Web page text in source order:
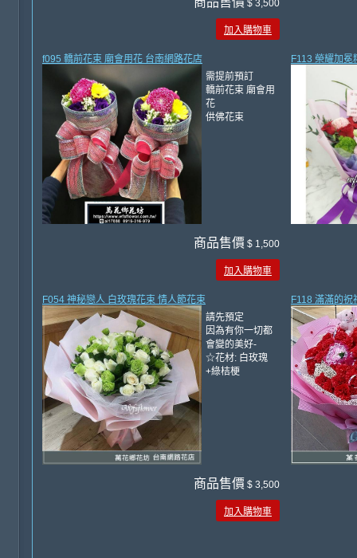
$ 3,500
加入購物車
f095 轎前花束 廟會用花 台南網路花店
需提前預訂
轎前花束 廟會用
花
供佛花束
商品售價 $ 1,500
加入購物車
F113 榮耀加
F054 神秘戀人 白玫瑰花束 情人節花束
請先預定
因為有你一切都
會變的美好-
☆花材: 白玫瑰
+綠桔梗
商品售價 $ 3,500
加入購物車
F118 滿滿的